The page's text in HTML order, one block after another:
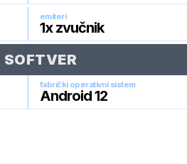
emiteri
1x zvučnik
SOFTVER
fabrički operativni sistem
Android 12